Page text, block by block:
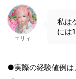
エリィ
私は
には
●実際の経験値例は